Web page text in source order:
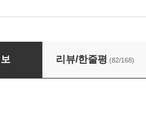
한 나의 라임 오렌지나무
리뷰/한줄평 (82/168)